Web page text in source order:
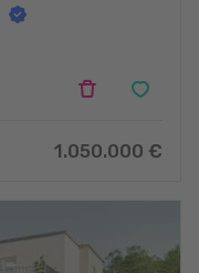
1.050.000 €